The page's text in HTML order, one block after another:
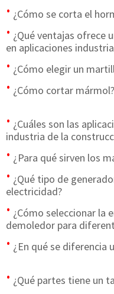
¿Cómo se corta el
¿Qué ventajas ofrece
en aplicaciones
¿Cómo elegir un
¿Cómo cortar mármol?
¿Cuáles son las
industria de la
¿Para qué sirven los
¿Qué tipo de
electricidad?
¿Cómo seleccionar la
demoledor para
¿En qué se
¿Qué partes tiene un